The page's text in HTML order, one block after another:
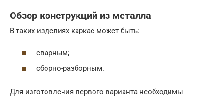
Обзор конструкций из металла
В таких изделиях каркас может быть:
сварным;
сборно-разборным.
Для изготовления первого варианта необходимы